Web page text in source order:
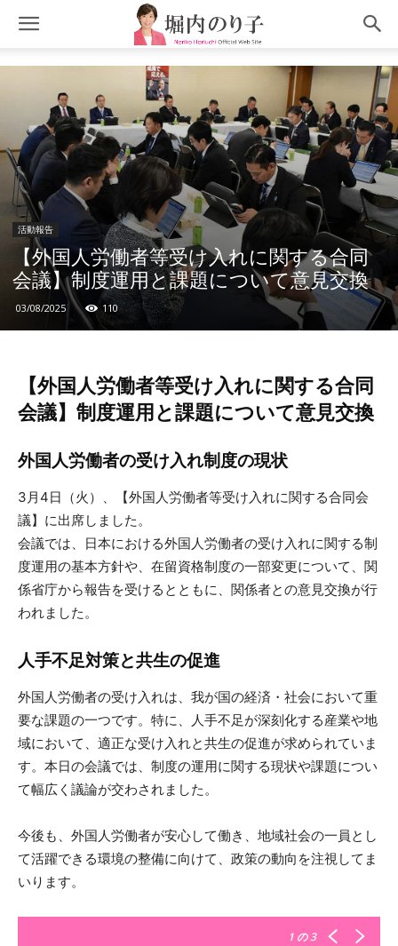
活動報告
【外国人労働者等受け入れに関する合同
会議】制度運用と課題について意見交換
03/08/2025 110
【外国人労働者等受け入れに関する合同
会議】制度運用と課題について意見交換
外国人労働者の受け入れ制度の現状
3月4日（火）、【外国人労働者等受け入れに関する合同会
議】に出席しました。
会議では、日本における外国人労働者の受け入れに関する制
度運用の基本方針や、在留資格制度の一部変更について、関
係省庁から報告を受けるとともに、関係者との意見交換が行
われました。
人手不足対策と共生の促進
外国人労働者の受け入れは、我が国の経済・社会において重
要な課題の一つです。特に、人手不足が深刻化する産業や地
域において、適正な受け入れと共生の促進が求められていま
す。本日の会議では、制度の運用に関する現状や課題につい
て幅広く議論が交わされました。
今後も、外国人労働者が安心して働き、地域社会の一員とし
て活躍できる環境の整備に向けて、政策の動向を注視してま
いります。
1 の 3